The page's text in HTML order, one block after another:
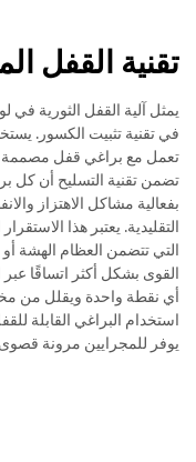
تقنية القفل
يمثل آلية القفل الثورية في
في تقنية تثبيت الكسور.
تعمل مع براغي قفل مصممة
تضمن تقنية التسليح أن كل
بفعالية مشاكل الاهتزاز
التقليدية. يعتبر هذا
التي تتضمن العظام الهشة
القوى بشكل أكثر اتساقًا عبر
أي نقطة واحدة ويقلل من
استخدام البراغي القابلة
يوفر للمجرايين مرونة قصوى